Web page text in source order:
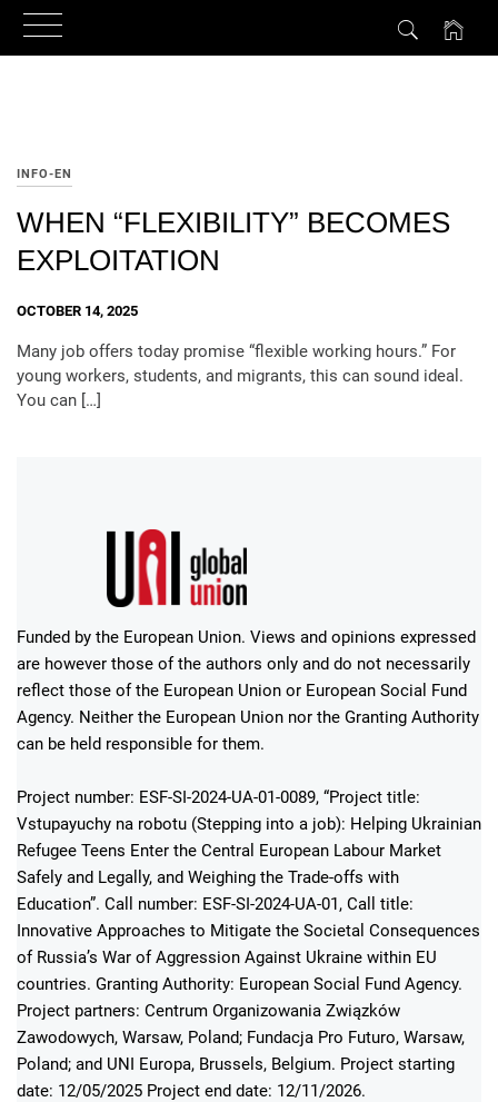
INFO-EN
WHEN “FLEXIBILITY” BECOMES
EXPLOITATION
OCTOBER 14, 2025
Many job offers today promise “flexible working hours.” For
young workers, students, and migrants, this can sound ideal.
You can […]
Funded by the European Union. Views and opinions expressed
are however those of the authors only and do not necessarily
reflect those of the European Union or European Social Fund
Agency. Neither the European Union nor the Granting Authority
can be held responsible for them.
Project number: ESF-SI-2024-UA-01-0089, “Project title:
Vstupayuchy na robotu (Stepping into a job): Helping Ukrainian
Refugee Teens Enter the Central European Labour Market
Safely and Legally, and Weighing the Trade-offs with
Education”. Call number: ESF-SI-2024-UA-01, Call title:
Innovative Approaches to Mitigate the Societal Consequences
of Russia’s War of Aggression Against Ukraine within EU
countries. Granting Authority: European Social Fund Agency.
Project partners: Centrum Organizowania Związków
Zawodowych, Warsaw, Poland; Fundacja Pro Futuro, Warsaw,
Poland; and UNI Europa, Brussels, Belgium. Project starting
date: 12/05/2025 Project end date: 12/11/2026.